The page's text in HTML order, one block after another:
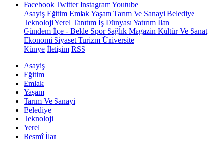
Facebook Twitter InstagramYoutube
Asayiş Eğitim EmlakYaşam Tarım Ve Sanayi Belediye
Teknoloji Yerel Tanıtım İş Dünyası Yatırım İlan
Gündem İlçe - Belde SporSağlık Magazin Kültür Ve Sanat
Ekonomi Siyaset Turizm Üniversite
Künye İletişim RSS
Asayiş
Eğitim
Emlak
Yaşam
Tarım Ve Sanayi
Belediye
Teknoloji
Yerel
Resmî İlan